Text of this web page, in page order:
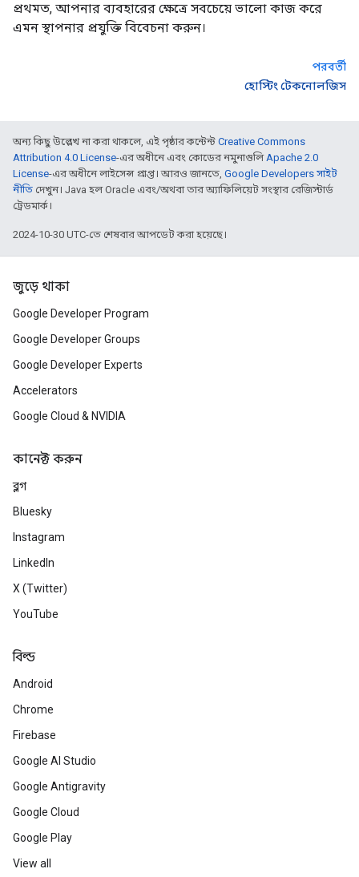
প্রথমত, আপনার ব্যবহারের ক্ষেত্রে সবচেয়ে ভালো কাজ করে
এমন স্থাপনার প্রযুক্তি বিবেচনা করুন।
পরবর্তী
হোস্টিং টেকনোলজিস
অন্য কিছু উল্লেখ না করা থাকলে, এই পৃষ্ঠার কন্টেন্ট Creative Commons
Attribution 4.0 License-এর অধীনে এবং কোডের নমুনাগুলিApache 2.0
License-এর অধীনে লাইসেন্স প্রাপ্ত। আরও জানতে, Google Developers সাইট
নীতি দেখুন। Java হল Oracle এবং/অথবা তার অ্যাফিলিয়েট সংস্থার রেজিস্টার্ড
ট্রেডমার্ক।
2024-10-30 UTC-তে শেষবার আপডেট করা হয়েছে।
জুড়ে থাকা
Google Developer Program
Google Developer Groups
Google Developer Experts
Accelerators
Google Cloud & NVIDIA
কানেক্ট করুন
ব্লগ
Bluesky
Instagram
LinkedIn
X (Twitter)
YouTube
বিল্ড
Android
Chrome
Firebase
Google AI Studio
Google Antigravity
Google Cloud
Google Play
View all